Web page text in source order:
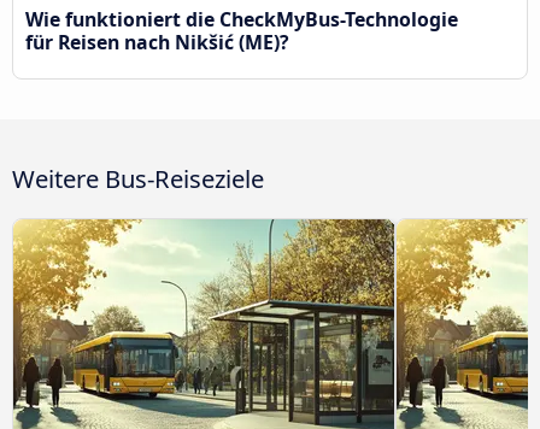
Wie funktioniert die CheckMyBus-Technologie
für Reisen nach Nikšić (ME)?
Weitere Bus-Reiseziele